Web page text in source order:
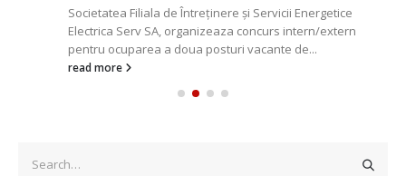
Societatea Filiala de Întreţinere şi Servicii Energetice
Electrica Serv SA, organizeaza concurs intern/extern
pentru ocuparea a doua posturi vacante de...
read more